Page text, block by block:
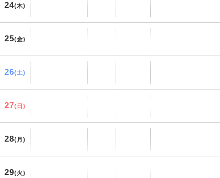
24(木)
25(金)
26(土)
27(日)
28(月)
29(火)